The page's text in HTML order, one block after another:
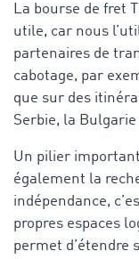
La bourse de fret
utile, car nous
partenaires de
cabotage, par
que sur des
Serbie, la
Un pilier
également la
indépendance,
propres espaces
permet d’étendre